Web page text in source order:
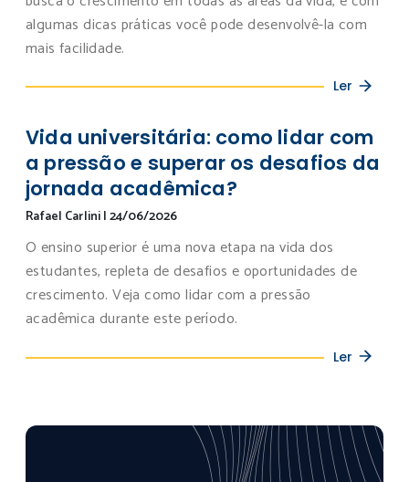
algumas dicas práticas você pode desenvolvê-la com
mais facilidade.
Ler
Vida universitária: como lidar com
a pressão e superar os desafios da
jornada acadêmica?
Rafael Carlini|24/06/2026
O ensino superior é uma nova etapa na vida dos
estudantes, repleta de desafios e oportunidades de
crescimento. Veja como lidar com a pressão
acadêmica durante este período.
Ler